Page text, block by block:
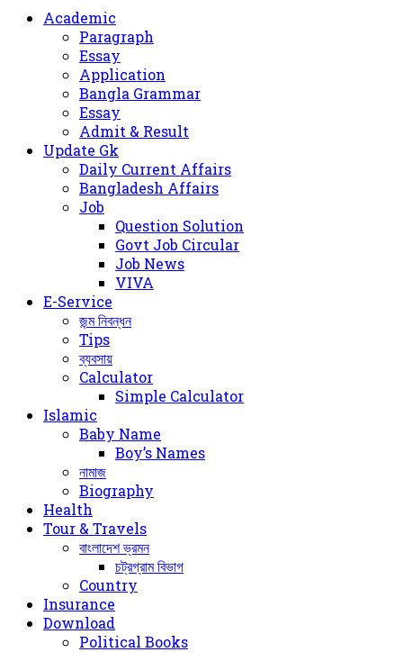
Academic
Paragraph
Essay
Application
Bangla Grammar
Essay
Admit & Result
Update Gk
Daily Current Affairs
Bangladesh Affairs
Job
Question Solution
Govt Job Circular
Job News
VIVA
E-Service
জন্ম নিবন্ধন
Tips
ব্যবসায়
Calculator
Simple Calculator
Islamic
Baby Name
Boy’s Names
নামাজ
Biography
Health
Tour & Travels
বাংলাদেশ ভ্রমন
চট্রগ্রাম বিভাগ
Country
Insurance
Download
Political Books